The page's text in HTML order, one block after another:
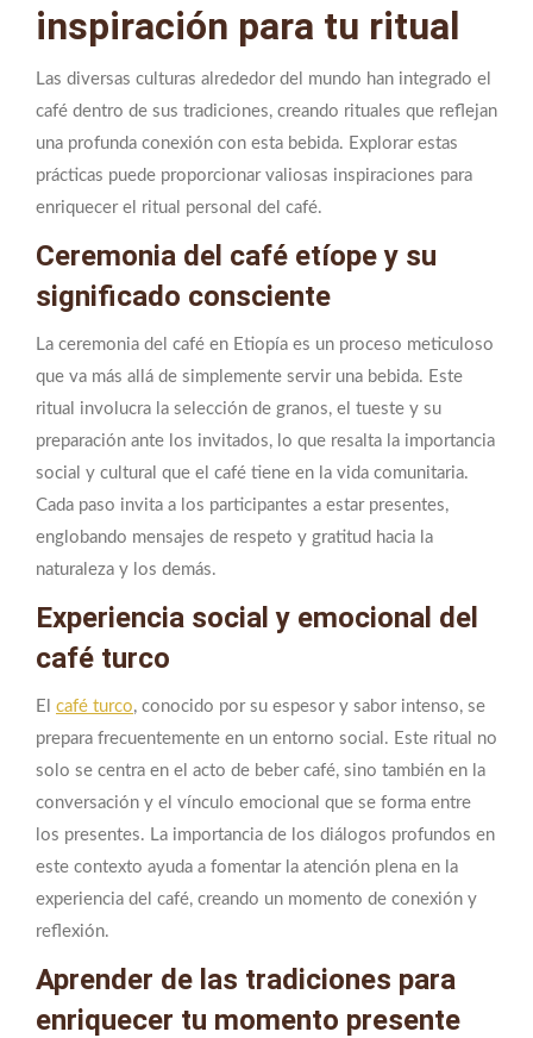
inspiración para tu ritual
Las diversas culturas alrededor del mundo han integrado el
café dentro de sus tradiciones, creando rituales que reflejan
una profunda conexión con esta bebida. Explorar estas
prácticas puede proporcionar valiosas inspiraciones para
enriquecer el ritual personal del café.
Ceremonia del café etíope y su
significado consciente
La ceremonia del café en Etiopía es un proceso meticuloso
que va más allá de simplemente servir una bebida. Este
ritual involucra la selección de granos, el tueste y su
preparación ante los invitados, lo que resalta la importancia
social y cultural que el café tiene en la vida comunitaria.
Cada paso invita a los participantes a estar presentes,
englobando mensajes de respeto y gratitud hacia la
naturaleza y los demás.
Experiencia social y emocional del
café turco
El café turco, conocido por su espesor y sabor intenso, se
prepara frecuentemente en un entorno social. Este ritual no
solo se centra en el acto de beber café, sino también en la
conversación y el vínculo emocional que se forma entre
los presentes. La importancia de los diálogos profundos en
este contexto ayuda a fomentar la atención plena en la
experiencia del café, creando un momento de conexión y
reflexión.
Aprender de las tradiciones para
enriquecer tu momento presente